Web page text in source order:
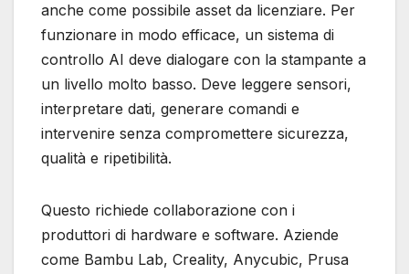
anche come possibile asset da licenziare. Per
funzionare in modo efficace, un sistema di
controllo AI deve dialogare con la stampante a
un livello molto basso. Deve leggere sensori,
interpretare dati, generare comandi e
intervenire senza compromettere sicurezza,
qualità e ripetibilità.
Questo richiede collaborazione con i
produttori di hardware e software. Aziende
come Bambu Lab, Creality, Anycubic, Prusa